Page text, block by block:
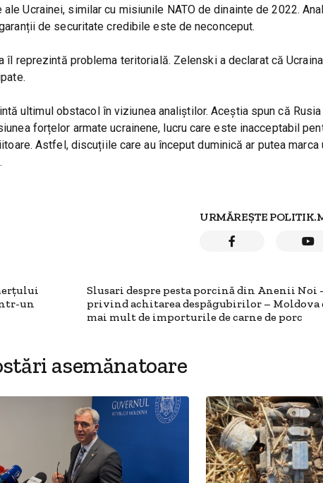
Ucrainei, similar cu misiunile NATO de dinainte de 2022.
de securitate credibile este de neconceput.
reprezintă problema teritorială. Zelenski a declarat că
ultimul obstacol în viziunea analiștilor. Aceștia spun că
forțelor armate ucrainene, lucru care este inacceptabil
Astfel, discuțiile care au început duminică ar putea marca
URMĂREȘTE
un
Slusari despre pesta porcină din Anenii Noi
privind achitarea despăgubirilor – Moldova
mai mult de importurile de carne de porc
asemănatoare